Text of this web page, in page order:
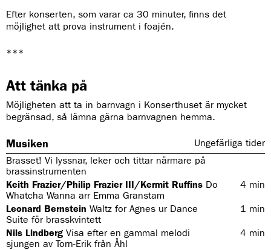
Efter konserten, som varar ca 30 minuter, finns det
möjlighet att prova instrument i foajén.
***
Att tänka på
Möjligheten att ta in barnvagn i Konserthuset är mycket
begränsad, så lämna gärna barnvagnen hemma.
Musiken
Ungefärliga tider
Brasset! Vi lyssnar, leker och tittar närmare på
brassinstrumenten
Keith Frazier/Philip Frazier III/Kermit Ruffins Do
Whatcha Wanna arr Emma Granstam
4 min
Leonard Bernstein Waltz for Agnes ur Dance
Suite för brasskvintett
1 min
Nils Lindberg Visa efter en gammal melodi
sjungen av Torn-Erik från Åhl
4 min